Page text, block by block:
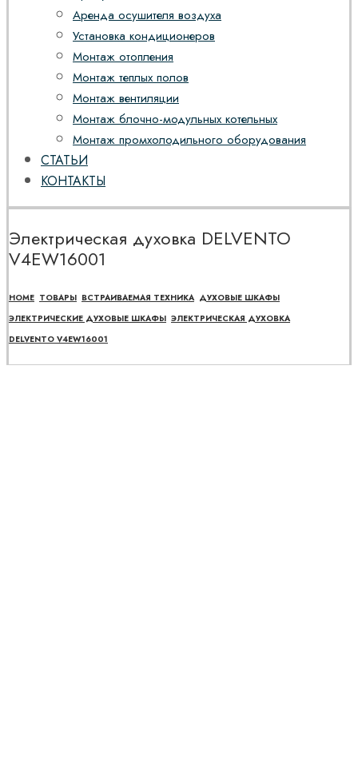
Аренда осушителя воздуха
Установка кондиционеров
Монтаж отопления
Монтаж теплых полов
Монтаж вентиляции
Монтаж блочно-модульных котельных
Монтаж промхолодильного оборудования
СТАТЬИ
КОНТАКТЫ
Электрическая духовка DELVENTO
V4EW16001
HOME ТОВАРЫ ВСТРАИВАЕМАЯ ТЕХНИКА ДУХОВЫЕ ШКАФЫ
ЭЛЕКТРИЧЕСКИЕ ДУХОВЫЕ ШКАФЫ ЭЛЕКТРИЧЕСКАЯ ДУХОВКА
DELVENTO V4EW16001